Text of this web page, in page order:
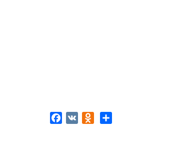
Facebook
VK
Odnoklassniki